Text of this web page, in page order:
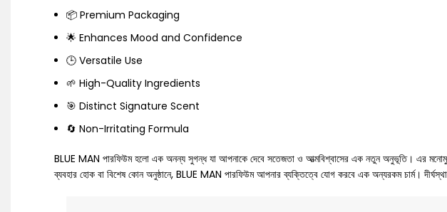
📦 Premium Packaging
🌟 Enhances Mood and Confidence
🕒 Versatile Use
🌱 High-Quality Ingredients
🎯 Distinct Signature Scent
🔄 Non-Irritating Formula
BLUE MAN পারফিউম হলো এক অনন্য সুগন্ধ যা আপনাকে দেবে সতেজতা ও আত্মবিশ্বাসের এক নতুন অনুভূতি। এর
ব্যবহার হোক বা বিশেষ কোন অনুষ্ঠানে, BLUE MAN পারফিউম আপনার ব্যক্তিত্বে যোগ করবে এক অন্যরকম চার্ম।